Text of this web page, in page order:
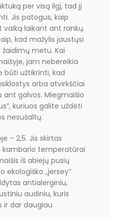
per visą ilgį, tad jį
Jis patogus, kaip
laikant ant rankų.
kad mažylis jaustųsi
metu. Kai
jam nebereikia
būti užtikrinti, kad
arba atvirkščiai
ant galvos. Miegmaišio
kuriuos galite uždėti
nesušaltų.
– 2,5. Jis skirtas
temperatūrai
iš abiejų pusių
ekologiško „jersey”
antialerginiu,
audiniu, kuris
ir dar daugiau